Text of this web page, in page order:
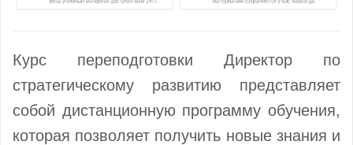
Курс переподготовки Директор по
стратегическому развитию представляет
собой дистанционную программу обучения,
которая позволяет получить новые знания и